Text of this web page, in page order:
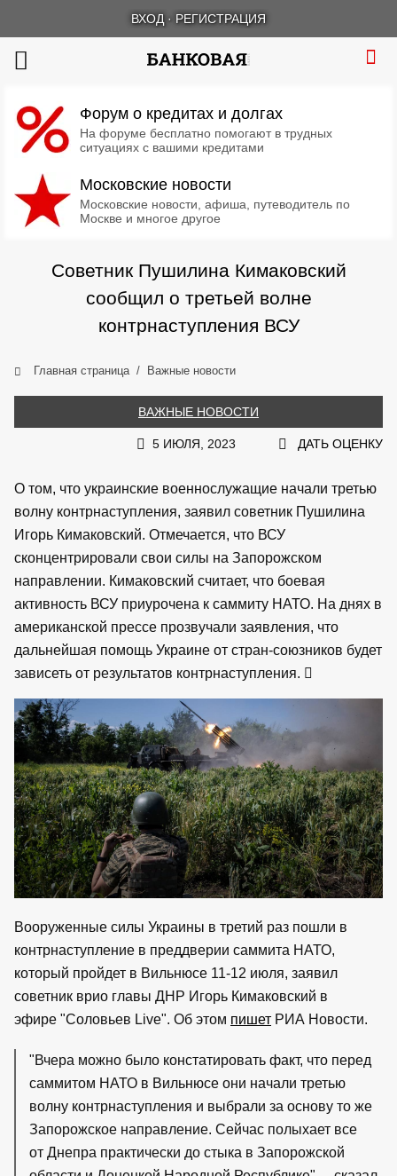
ВХОД · РЕГИСТРАЦИЯ
Форум о кредитах и долгах
На форуме бесплатно помогают в трудных
ситуациях с вашими кредитами
Московские новости
Московские новости, афиша, путеводитель по
Москве и многое другое
Советник Пушилина Кимаковский
сообщил о третьей волне
контрнаступления ВСУ
Главная страница Важные новости
ВАЖНЫЕ НОВОСТИ
5 ИЮЛЯ, 2023 ДАТЬ ОЦЕНКУ
О том, что украинские военнослужащие начали третью
волну контрнаступления, заявил советник Пушилина
Игорь Кимаковский. Отмечается, что ВСУ
сконцентрировали свои силы на Запорожском
направлении. Кимаковский считает, что боевая
активность ВСУ приурочена к саммиту НАТО. На днях в
американской прессе прозвучали заявления, что
дальнейшая помощь Украине от стран-союзников будет
зависеть от результатов контрнаступления.
Вооруженные силы Украины в третий раз пошли в
контрнаступление в преддверии саммита НАТО,
который пройдет в Вильнюсе 11-12 июля, заявил
советник врио главы ДНР Игорь Кимаковский в
эфире "Соловьев Live". Об этом пишет РИА Новости.
"Вчера можно было констатировать факт, что перед
саммитом НАТО в Вильнюсе они начали третью
волну контрнаступления и выбрали за основу то же
Запорожское направление. Сейчас полыхает все
от Днепра практически до стыка в Запорожской